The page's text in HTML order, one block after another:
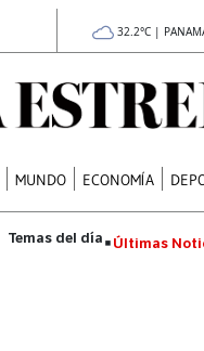
32.2°C |
MUNDO ECONOMÍA
Últimas